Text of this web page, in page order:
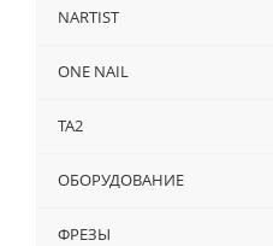
NARTIST
ONE NAIL
TA2
ОБОРУДОВАНИЕ
ФРЕЗЫ